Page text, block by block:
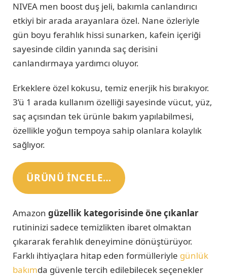
NIVEA men boost duş jeli, bakımla canlandırıcı
etkiyi bir arada arayanlara özel. Nane özleriyle
gün boyu ferahlık hissi sunarken, kafein içeriği
sayesinde cildin yanında saç derisini
canlandırmaya yardımcı oluyor.
Erkeklere özel kokusu, temiz enerjik his bırakıyor.
3’ü 1 arada kullanım özelliği sayesinde vücut, yüz,
saç açısından tek ürünle bakım yapılabilmesi,
özellikle yoğun tempoya sahip olanlara kolaylık
sağlıyor.
ÜRÜNÜ INCELE…
Amazon güzellik kategorisinde öne çıkanlar
rutininizi sadece temizlikten ibaret olmaktan
çıkararak ferahlık deneyimine dönüştürüyor.
Farklı ihtiyaçlara hitap eden formülleriyle günlük
bakımda güvenle tercih edilebilecek seçenekler